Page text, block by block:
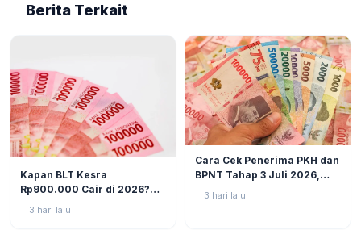
Berita Terkait
Kapan BLT Kesra
Rp900.000 Cair di 2026?
3 hari lalu
Cara Cek Penerima PKH dan
BPNT Tahap 3 Juli 2026,
Bansos Sudah Mulai Cair!
3 hari lalu